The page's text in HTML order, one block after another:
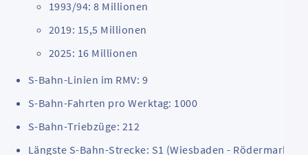
1993/94: 8 Millionen
2019: 15,5 Millionen
2025: 16 Millionen
S-Bahn-Linien im RMV: 9
S-Bahn-Fahrten pro Werktag: 1000
S-Bahn-Triebzüge: 212
Längste S-Bahn-Strecke: S1 (Wiesbaden - Rödermark